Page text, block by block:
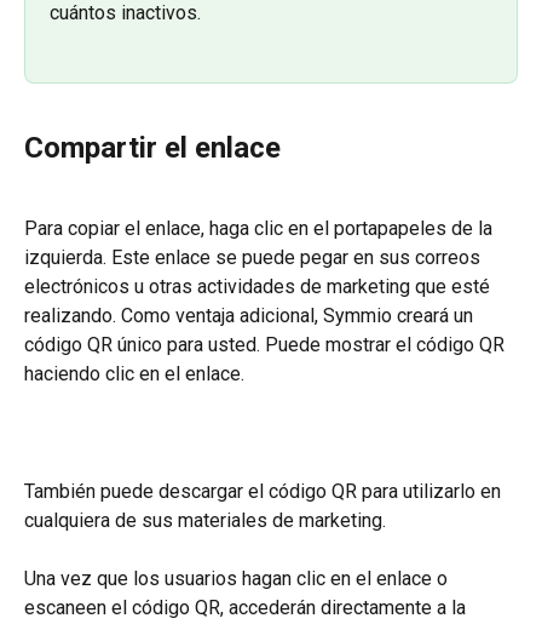
cuántos inactivos.
Compartir el enlace
Para copiar el enlace, haga clic en el portapapeles de la
izquierda. Este enlace se puede pegar en sus correos
electrónicos u otras actividades de marketing que esté
realizando. Como ventaja adicional, Symmio creará un
código QR único para usted. Puede mostrar el código QR
haciendo clic en el enlace.
También puede descargar el código QR para utilizarlo en
cualquiera de sus materiales de marketing.
Una vez que los usuarios hagan clic en el enlace o
escaneen el código QR, accederán directamente a la